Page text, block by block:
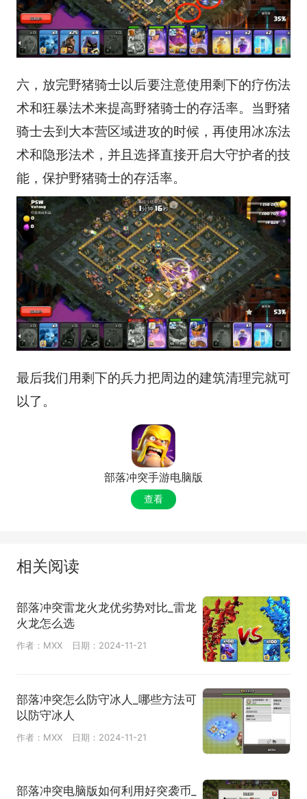
六，放完野猪骑士以后要注意使用剩下的疗伤法
术和狂暴法术来提高野猪骑士的存活率。当野猪
骑士去到大本营区域进攻的时候，再使用冰冻法
术和隐形法术，并且选择直接开启大守护者的技
能，保护野猪骑士的存活率。
最后我们用剩下的兵力把周边的建筑清理完就可
以了。
部落冲突手游电脑版
查看
相关阅读
部落冲突雷龙火龙优劣势对比_雷龙
火龙怎么选
作者：MXX 日期：2024-11-21
部落冲突怎么防守冰人_哪些方法可
以防守冰人
作者：MXX 日期：2024-11-21
部落冲突电脑版如何利用好突袭币_